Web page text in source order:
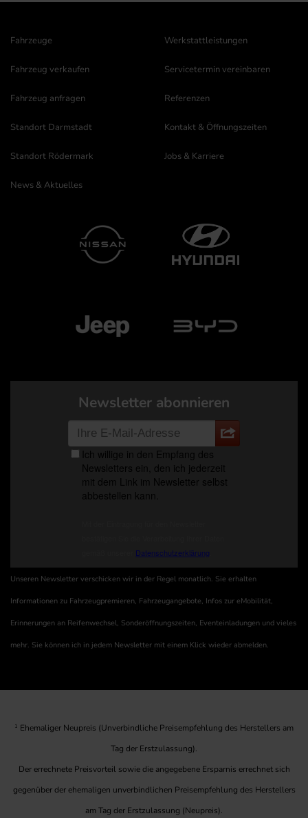
Fahrzeuge
Fahrzeug verkaufen
Fahrzeug anfragen
Werkstattleistungen
Servicetermin vereinbaren
Referenzen
Standort Darmstadt
Standort Rödermark
News & Aktuelles
Kontakt & Öffnungszeiten
Jobs & Karriere
Newsletter abonnieren
Unseren Newsletter verschicken wir in der Regel monatlich. Sie erhalten
Informationen zu Fahrzeugpremieren, Fahrzeugangebote, Infos zur eMobilität,
Erinnerungen an Reifenwechsel, Sonderöffnungszeiten, Eventeinladungen und vieles
mehr. Sie können ich in jedem Newsletter mit einem Klick wieder abmelden.
1 Ehemaliger Neupreis (Unverbindliche Preisempfehlung des Herstellers am
Tag der Erstzulassung).
Der errechnete Preisvorteil sowie die angegebene Ersparnis errechnet sich
gegenüber der ehemaligen unverbindlichen Preisempfehlung des Herstellers
am Tag der Erstzulassung (Neupreis).